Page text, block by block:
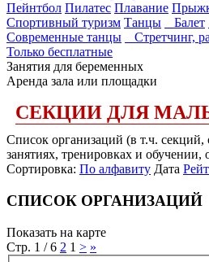
Пейнтбол Пилатес Плавание
Спортивный туризм Танцы Балет
Современные танцы
Стретчинг,
Только бесплатные
Занятия для беременных
Аренда зала или площадки
СЕКЦИИ ДЛЯ
Список организаций (в т.ч.
занятиях, тренировках и
Сортировка: По алфавиту Дата
СПИСОК ОРГАНИЗАЦИЙ
Показать на карте
Стр. 1 / 6 2 1 > »